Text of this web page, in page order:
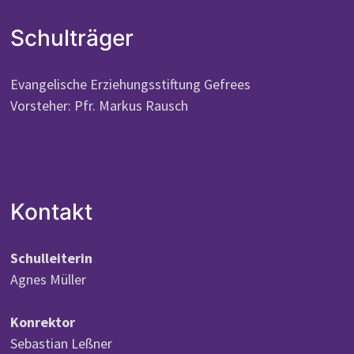
Schulträger
Evangelische Erziehungsstiftung Gefrees
Vorsteher: Pfr. Markus Rausch
Kontakt
Schulleiterin
Agnes Müller
Konrektor
Sebastian Leßner